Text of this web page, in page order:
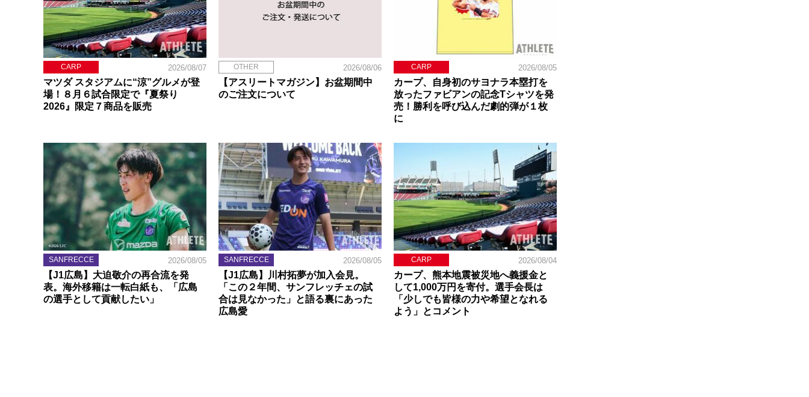
CARP 2026/08/07
マツダ スタジアムに“涼”グルメが登
場！８月６試合限定で『夏祭り
2026』限定７商品を販売
OTHER 2026/08/06
【アスリートマガジン】お盆期間中
のご注文について
CARP 2026/08/05
カープ、自身初のサヨナラ本塁打を
放ったファビアンの記念Tシャツを発
売！勝利を呼び込んだ劇的弾が１枚
に
SANFRECCE 2026/08/05
【J1広島】大迫敬介の再合流を発
表。海外移籍は一転白紙も、「広島
の選手として貢献したい」
SANFRECCE 2026/08/05
【J1広島】川村拓夢が加入会見。
「この２年間、サンフレッチェの試
合は見なかった」と語る裏にあった
広島愛
CARP 2026/08/04
カープ、熊本地震被災地へ義援金と
して1,000万円を寄付。選手会長は
「少しでも皆様の力や希望となれる
よう」とコメント